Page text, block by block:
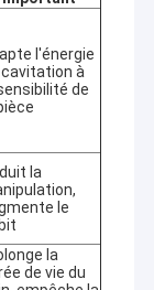
l'énergie
à
de
la
le
la
de vie du